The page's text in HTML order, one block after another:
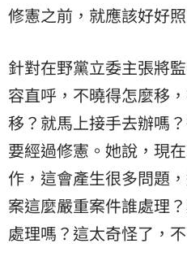
修憲之前，就應該好好
針對在野黨立委主張將
容直呼，不曉得怎麼移
移？就馬上接手去辦嗎
要經過修憲。她說，現
作，這會產生很多問題
案這麼嚴重案件誰處理
處理嗎？這太奇怪了，不